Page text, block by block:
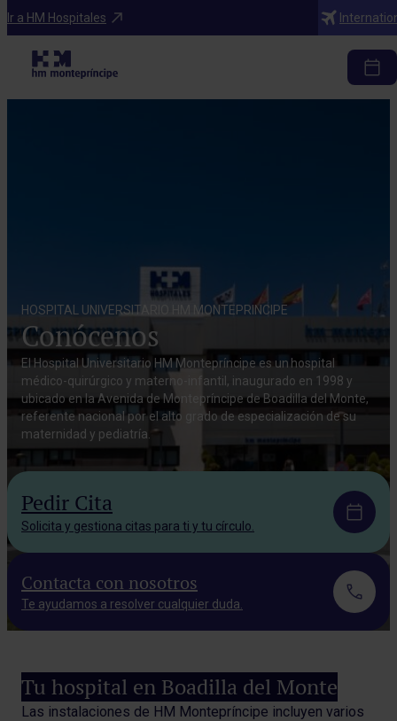
Ir a HM Hospitales
HOSPITAL UNIVERSITARIO HM MONTEPRINCIPE
Conócenos
El Hospital Universitario HM Montepríncipe es un hospital
médico-quirúrgico y materno-infantil, inaugurado en 1998 y
ubicado en la Avenida de Montepríncipe de Boadilla del Monte,
referente nacional por el alto grado de especialización de su
maternidad y pediatría.
Pedir Cita
Solicita y gestiona citas para ti y tu círculo.
Contacta con nosotros
Te ayudamos a resolver cualquier duda.
Tu hospital en Boadilla del Monte
Las instalaciones de HM Montepríncipe incluyen varios